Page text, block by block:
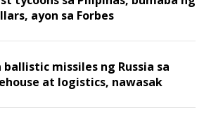
ayon sa Forbes
missiles ng Russia sa
at logistics, nawasak